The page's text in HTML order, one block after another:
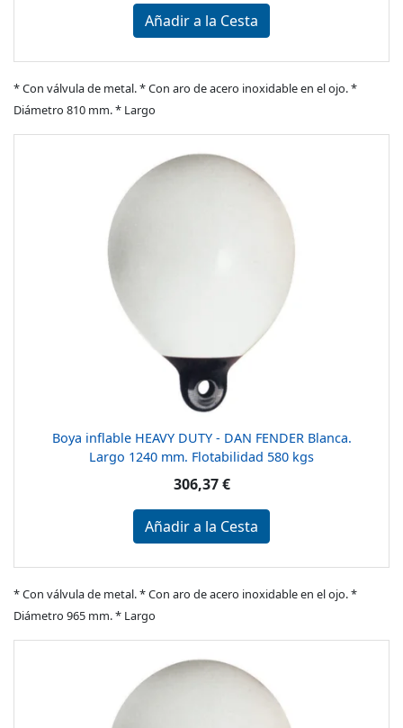
Añadir a la Cesta
* Con válvula de metal. * Con aro de acero inoxidable en el ojo. *
Diámetro 810 mm. * Largo
Boya inflable HEAVY DUTY - DAN FENDER Blanca.
Largo 1240 mm. Flotabilidad 580 kgs
306,37 €
Añadir a la Cesta
* Con válvula de metal. * Con aro de acero inoxidable en el ojo. *
Diámetro 965 mm. * Largo